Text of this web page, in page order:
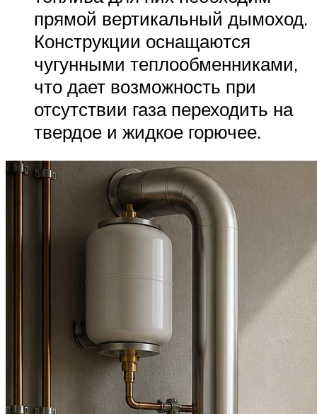
прямой вертикальный дымоход.
Конструкции оснащаются
чугунными теплообменниками,
что дает возможность при
отсутствии газа переходить на
твердое и жидкое горючее.